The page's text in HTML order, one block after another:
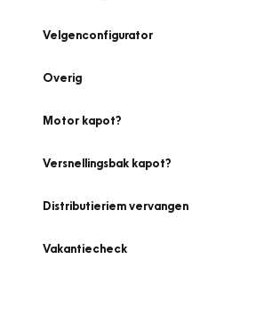
Velgenconfigurator
Overig
Motor kapot?
Versnellingsbak kapot?
Distributieriem vervangen
Vakantiecheck